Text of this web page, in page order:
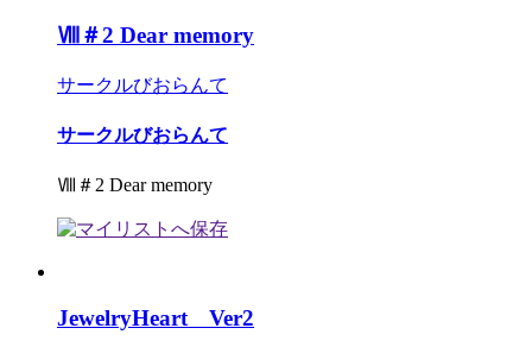
Ⅷ＃2 Dear memory
サークルびおらんて
サークルびおらんて
Ⅷ＃2 Dear memory
JewelryHeart Ver2